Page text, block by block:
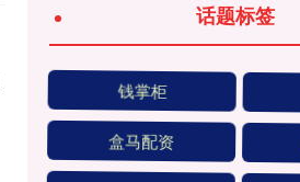
话题标签
钱掌柜
盒马配资